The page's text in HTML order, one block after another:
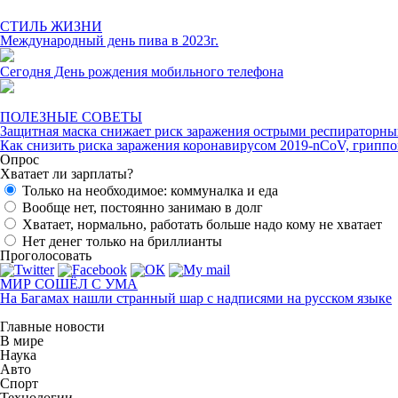
СТИЛЬ ЖИЗНИ
Международный день пива в 2023г.
Сегодня День рождения мобильного телефона
ПОЛЕЗНЫЕ СОВЕТЫ
Защитная маска снижает риск заражения острыми
Как снизить риска заражения коронавирусом 2019-nCoV,
Опрос
Хватает ли зарплаты?
Только на необходимое: коммуналка и еда
Вообще нет, постоянно занимаю в долг
Хватает, нормально, работать больше надо кому не хватает
Нет денег только на бриллианты
Проголосовать
МИР СОШЁЛ С УМА
На Багамах нашли странный шар с надписями на русском языке
Главные новости
В мире
Наука
Авто
Спорт